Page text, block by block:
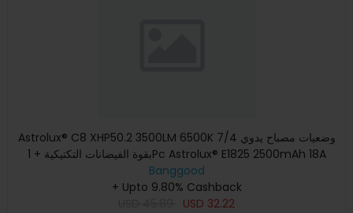
Astrolux® C8 XHP50.2 3500LM 6500K 7/4 وضعيات مصباح يدوي
بقوة الفيضانات التكتيكية + 1Pc Astrolux® E1825 2500mAh 18A
3.7V
Banggood
+ Upto 9.80% Cashback
USD 32.22